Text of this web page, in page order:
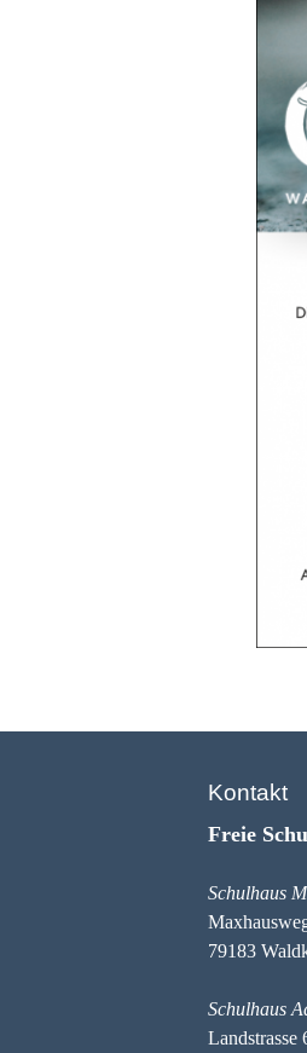
Kontakt
Freie
Schulhaus
79183
Schulhaus
Landstrasse